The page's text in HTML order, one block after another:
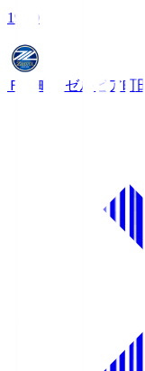
19:00
ＦＣ町田ゼルビア町田